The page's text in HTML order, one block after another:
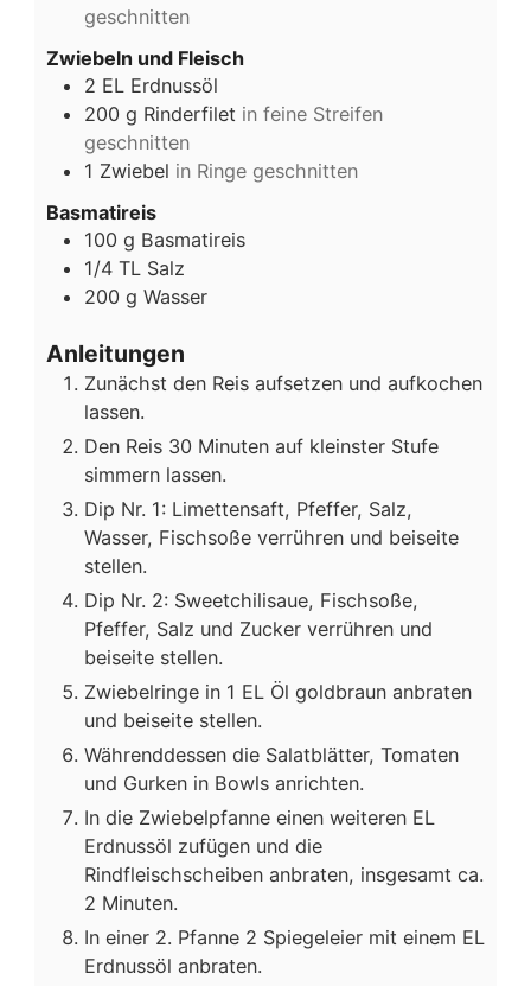
geschnitten
Zwiebeln und Fleisch
2 EL Erdnussöl
200 g Rinderfilet in feine Streifen
geschnitten
1 Zwiebel in Ringe geschnitten
Basmatireis
100 g Basmatireis
1/4 TL Salz
200 g Wasser
Anleitungen
Zunächst den Reis aufsetzen und aufkochen
lassen.
Den Reis 30 Minuten auf kleinster Stufe
simmern lassen.
Dip Nr. 1: Limettensaft, Pfeffer, Salz,
Wasser, Fischsoße verrühren und beiseite
stellen.
Dip Nr. 2: Sweetchilisaue, Fischsoße,
Pfeffer, Salz und Zucker verrühren und
beiseite stellen.
Zwiebelringe in 1 EL Öl goldbraun anbraten
und beiseite stellen.
Währenddessen die Salatblätter, Tomaten
und Gurken in Bowls anrichten.
In die Zwiebelpfanne einen weiteren EL
Erdnussöl zufügen und die
Rindfleischscheiben anbraten, insgesamt ca.
2 Minuten.
In einer 2. Pfanne 2 Spiegeleier mit einem EL
Erdnussöl anbraten.